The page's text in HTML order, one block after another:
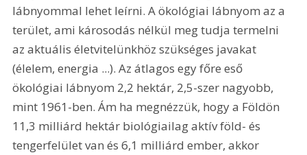
lábnyommal lehet leírni. A ökológiai lábnyom az a
terület, ami károsodás nélkül meg tudja termelni
az aktuális életvitelünkhöz szükséges javakat
(élelem, energia ...). Az átlagos egy főre eső
ökológiai lábnyom 2,2 hektár, 2,5-szer nagyobb,
mint 1961-ben. Ám ha megnézzük, hogy a Földön
11,3 milliárd hektár biológiailag aktív föld- és
tengerfelület van és 6,1 milliárd ember, akkor